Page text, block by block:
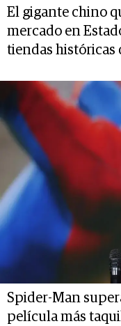
El gigante chino
mercado en
tiendas históricas
Spider-Man
película más